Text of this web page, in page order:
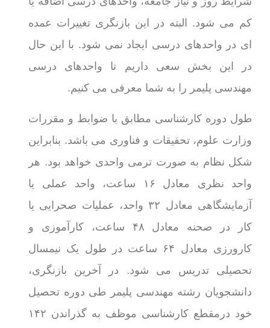
کم می شود. البته در این بازنگری تغییرات عمده
ای در واحدهای درسی ایجاد نمی شود. با این حال
در این بخش سعی داریم تا واحدهای درسی
مهندسی پلیمر را به شما معرفی می کنیم.
طول دوره کارشناسی مطابق با ضوابط و مقررات
وزارت علوم، تحقیقات و فناوری می باشد. بنابراین
شکل نظام به صورت ترمی واحدی خواهد بود. هر
واحد نظری معادل ۱۶ ساعت، واحد عملی یا
آزمایشگاهی معادل ۳۲ واحد، عملیات صحرایی یا
کار در صحنه معادل ۴۸ ساعت، کارآموزی و
کارورزی معادل ۶۴ ساعت در طول یک نیمسال
تحصیلی تدریس می شود. در آخرین بازنگری،
دانشجویان رشته مهندسی پلیمر طی دوره تحصیل
خود درمقطع کارشناسی موظف به گذراندن ۱۴۲